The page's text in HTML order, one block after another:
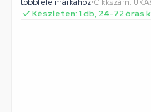
többféle márkához•Cikkszám:
Készleten: 1 db, 24-72 órás